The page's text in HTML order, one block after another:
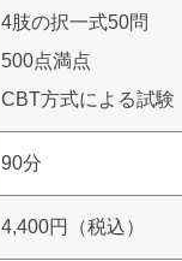
4肢の択一式50問
500点満点
CBT方式による試験
90分
4,400円（税込）